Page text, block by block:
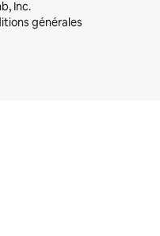
Inc.
générales